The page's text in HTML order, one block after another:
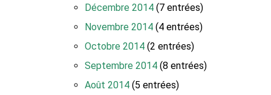
Décembre 2014 (7 entrées)
Novembre 2014 (4 entrées)
Octobre 2014 (2 entrées)
Septembre 2014 (8 entrées)
Août 2014 (5 entrées)